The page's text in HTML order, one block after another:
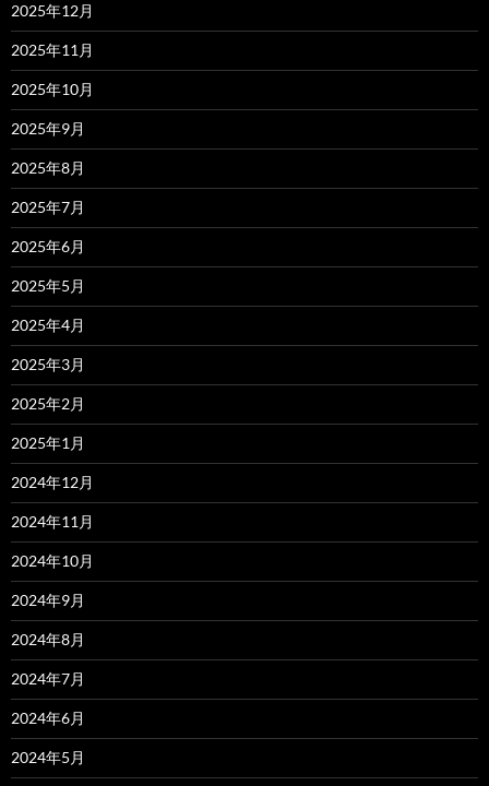
2025年12月
2025年11月
2025年10月
2025年9月
2025年8月
2025年7月
2025年6月
2025年5月
2025年4月
2025年3月
2025年2月
2025年1月
2024年12月
2024年11月
2024年10月
2024年9月
2024年8月
2024年7月
2024年6月
2024年5月